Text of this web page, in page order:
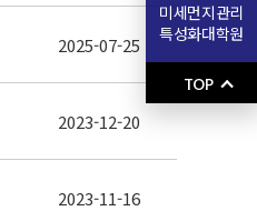
2025-07-25
2023-12-20
2023-11-16
미세먼지관리
특성화대학원
TOP